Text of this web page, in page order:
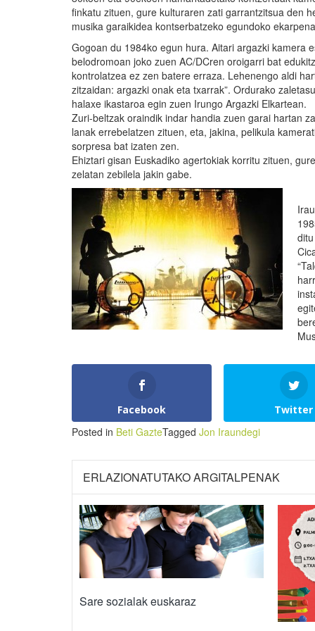
finkatu zituen, gure kulturaren zati garrantzitsua den
musika garaikidea kontserbatzeko egundoko
Gogoan du 1984ko egun hura. Aitari argazki kamera
belodromoan joko zuen AC/DCren oroigarri bat
kontrolatzea ez zen batere erraza. Lehenengo aldi
zitzaidan: argazki onak eta txarrak”. Ordurako
halaxe ikastaroa egin zuen Irungo Argazki Elkartean.
Zuri-beltzak oraindik indar handia zuen garai hartan
lanak errebelatzen zituen, eta, jakina, pelikula
sorpresa bat izaten zen.
Ehiztari gisan Euskadiko agertokiak korritu zituen,
zelatan zebilela jakin gabe.
Facebook Twitter
Posted in Beti GazteTagged Jon Iraundegi
ERLAZIONATUTAKO ARGITALPENAK
Sare sozialak euskaraz